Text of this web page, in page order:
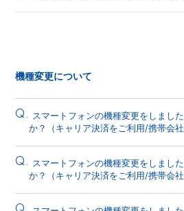
機種変更について
Q. スマートフォンの機種変更をしまし
か？（キャリア決済をご利用/携帯会社
Q. スマートフォンの機種変更をしまし
か？（キャリア決済をご利用/携帯会社